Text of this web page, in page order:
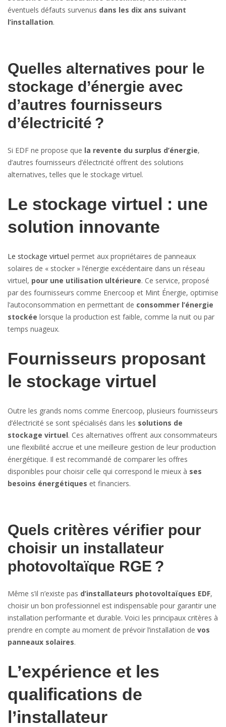
éventuels défauts survenus dans les dix ans suivant
l’installation.
Quelles alternatives pour le
stockage d’énergie avec
d’autres fournisseurs
d’électricité ?
Si EDF ne propose que la revente du surplus d’énergie,
d’autres fournisseurs d’électricité offrent des solutions
alternatives, telles que le stockage virtuel.
Le stockage virtuel : une
solution innovante
Le stockage virtuel permet aux propriétaires de panneaux
solaires de « stocker » l’énergie excédentaire dans un réseau
virtuel, pour une utilisation ultérieure. Ce service, proposé
par des fournisseurs comme Enercoop et Mint Énergie, optimise
l’autoconsommation en permettant de consommer l’énergie
stockée lorsque la production est faible, comme la nuit ou par
temps nuageux.
Fournisseurs proposant
le stockage virtuel
Outre les grands noms comme Enercoop, plusieurs fournisseurs
d’électricité se sont spécialisés dans les solutions de
stockage virtuel. Ces alternatives offrent aux consommateurs
une flexibilité accrue et une meilleure gestion de leur production
énergétique. Il est recommandé de comparer les offres
disponibles pour choisir celle qui correspond le mieux à ses
besoins énergétiques et financiers.
Quels critères vérifier pour
choisir un installateur
photovoltaïque RGE ?
Même s’il n’existe pas d’installateurs photovoltaïques EDF,
choisir un bon professionnel est indispensable pour garantir une
installation performante et durable. Voici les principaux critères à
prendre en compte au moment de prévoir l’installation de vos
panneaux solaires.
L’expérience et les
qualifications de
l’installateur